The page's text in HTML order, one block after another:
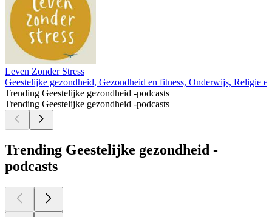
Leven Zonder Stress
Geestelijke gezondheid, Gezondheid en fitness, Onderwijs, Religie
Trending Geestelijke gezondheid -podcasts
Trending Geestelijke gezondheid -podcasts
Trending Geestelijke gezondheid -
podcasts